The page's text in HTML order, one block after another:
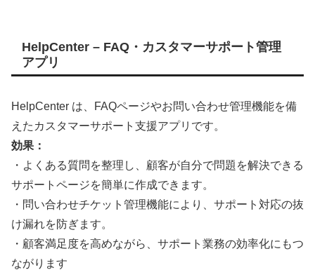
HelpCenter – FAQ・カスタマーサポート管理
アプリ
HelpCenter は、FAQページやお問い合わせ管理機能を備
えたカスタマーサポート支援アプリです。
効果：
・よくある質問を整理し、顧客が自分で問題を解決できる
サポートページを簡単に作成できます。
・問い合わせチケット管理機能により、サポート対応の抜
け漏れを防ぎます。
・顧客満足度を高めながら、サポート業務の効率化にもつ
ながります